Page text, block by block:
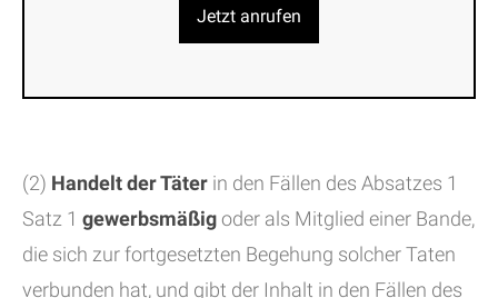
Jetzt anrufen
(2) Handelt der Täter in den Fällen des Absatzes 1
Satz 1 gewerbsmäßigoder als Mitglied einer Bande,
die sich zur fortgesetzten Begehung solcher Taten
verbunden hat, und gibt der Inhalt in den Fällen des